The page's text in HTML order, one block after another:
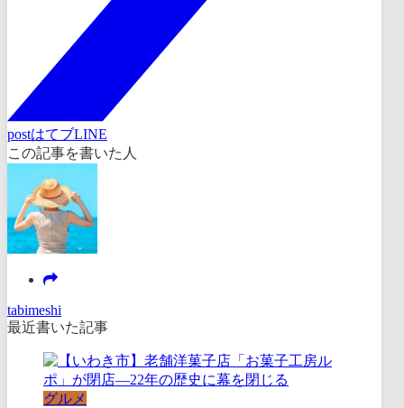
postはてブLINE
この記事を書いた人
tabimeshi
最近書いた記事
グルメ